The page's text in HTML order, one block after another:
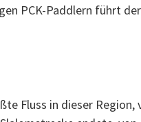
PCK-Paddlern führt
Fluss in dieser Region,